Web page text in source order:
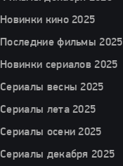
Новинки кино 2025
Последние фильмы 2025
Новинки сериалов 2025
Сериалы весны 2025
Сериалы лета 2025
Сериалы осени 2025
Сериалы декабря 2025